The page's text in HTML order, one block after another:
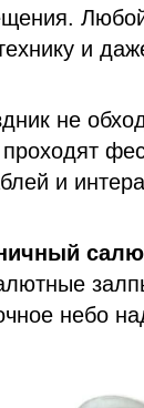
и
не
и
небо